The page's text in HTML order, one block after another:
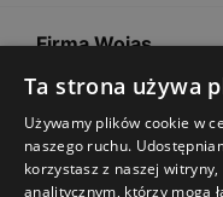
Firma Wojas
Porady
Ta strona używa
Używamy plików cookie w
naszego ruchu.
korzystasz z naszej
analitycznym, którzy mogą